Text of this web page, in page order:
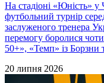
На стадіоні «Юність»
футбольний турнір
заслуженого тренера
перемогу боролися
50+», «Темп» із
20 липня 2026